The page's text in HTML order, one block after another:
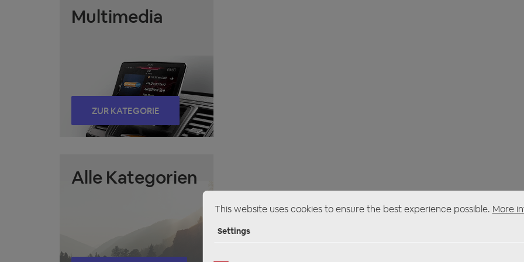
Multimedia
ZUR KATEGORIE
Alle Kategorien
This website uses cookies to ensure the best experience possible. More
Settings